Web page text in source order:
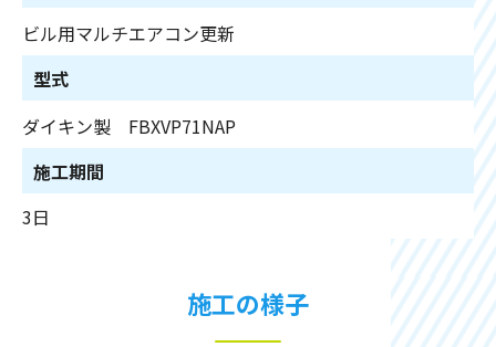
ビル用マルチエアコン更新
型式
ダイキン製 FBXVP71NAP
施工期間
3日
施工の様子